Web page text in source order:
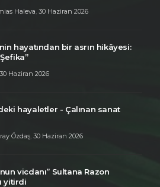
Haleva 30 Haziran 2026
hayatından bir asrın hikâyesi:
30 Haziran 2026
hayaletler - Çalınan sanat
Özdaş 30 Haziran 2026
vicdanı” Sultana Razon
yitirdi